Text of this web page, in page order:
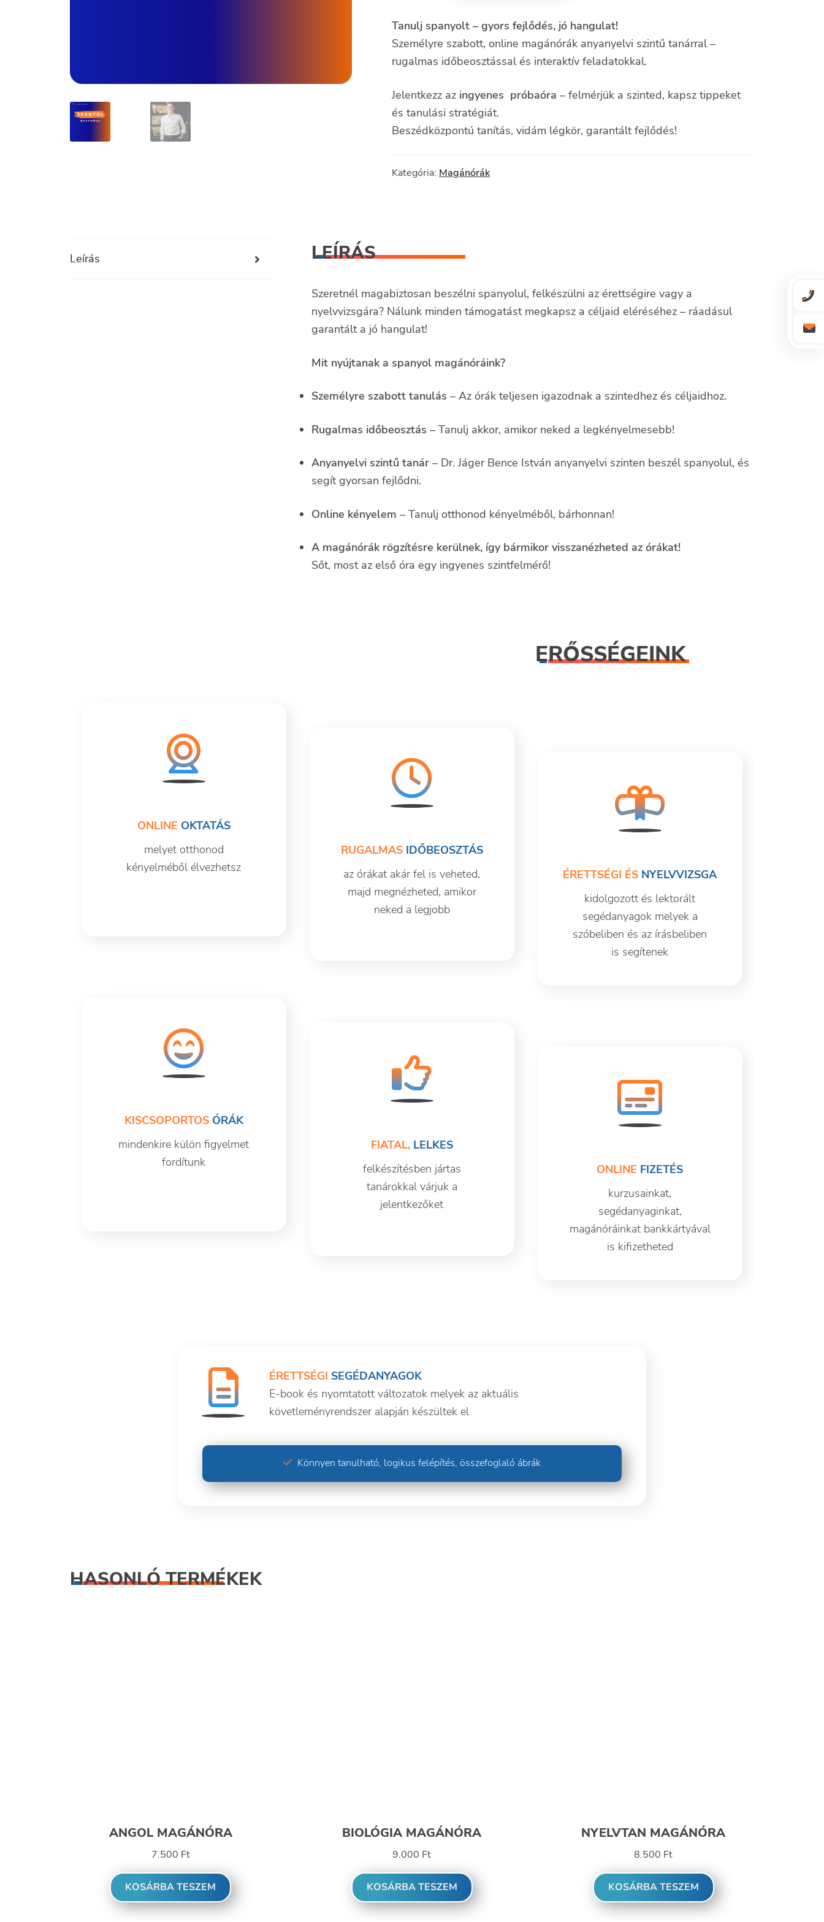
Tanulj spanyolt – gyors fejlődés, jó hangulat!
Személyre szabott, online magánórák anyanyelvi szintű tanárral –
rugalmas időbeosztással és interaktív feladatokkal.
Jelentkezz az ingyenes próbaóra – felmérjük a szinted, kapsz tippeket
és tanulási stratégiát.
Beszédközpontú tanítás, vidám légkör, garantált fejlődés!
Kategória: Magánórák
Leírás LEÍRÁS
Szeretnél magabiztosan beszélni spanyolul, felkészülni az érettségire vagy a
nyelvvizsgára? Nálunk minden támogatást megkapsz a céljaid eléréséhez – ráadásul
garantált a jó hangulat!
Mit nyújtanak a spanyol magánóráink?
Személyre szabott tanulás – Az órák teljesen igazodnak a szintedhez és céljaidhoz.
Rugalmas időbeosztás – Tanulj akkor, amikor neked a legkényelmesebb!
Anyanyelvi szintű tanár– Dr. Jáger Bence István anyanyelvi szinten beszél spanyolul, és
segít gyorsan fejlődni.
Online kényelem – Tanulj otthonod kényelméből, bárhonnan!
A magánórák rögzítésre kerülnek, így bármikor visszanézheted az órákat!
Sőt, most az első óra egy ingyenes szintfelmérő!
ERŐSSÉGEINK
ONLINE OKTATÁS
melyet otthonod
kényelméből élvezhetsz
RUGALMAS IDŐBEOSZTÁS
az órákat akár fel is veheted,
majd megnézheted, amikor
neked a legjobb
ÉRETTSÉGI ÉS NYELVVIZSGA
kidolgozott és lektorált
segédanyagok melyek a
szóbeliben és az írásbeliben
is segítenek
KISCSOPORTOS ÓRÁK
mindenkire külön figyelmet
fordítunk
FIATAL, LELKES
felkészítésben jártas
tanárokkal várjuk a
jelentkezőket
ONLINE FIZETÉS
kurzusainkat,
segédanyaginkat,
magánóráinkat bankkártyával
is kifizetheted
ÉRETTSÉGI SEGÉDANYAGOK
E-book és nyomtatott változatok melyek az aktuális
követleményrendszer alapján készültek el
Könnyen tanulható, logikus felépítés, összefoglaló ábrák
HASONLÓ TERMÉKEK
ANGOL MAGÁNÓRA
7.500 Ft
KOSÁRBA TESZEM
BIOLÓGIA MAGÁNÓRA
9.000 Ft
KOSÁRBA TESZEM
NYELVTAN MAGÁNÓRA
8.500 Ft
KOSÁRBA TESZEM